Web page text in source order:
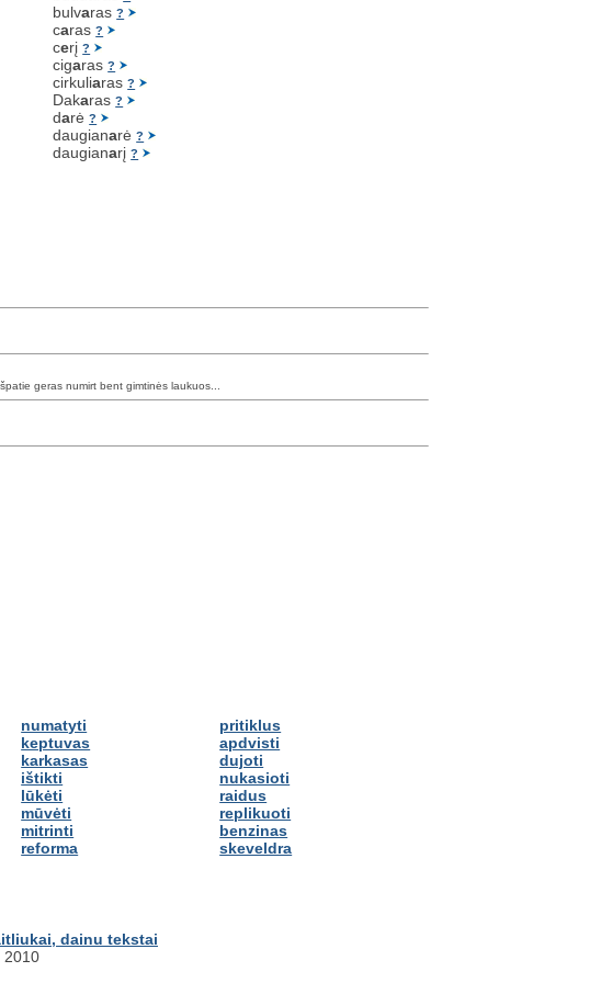
bulvaras?
caras?
cerį?
cigaras?
cirkuliaras?
Dakaras?
darė?
daugianarė?
daugianarį?
geras numirt bent gimtinės laukuos...
numatyti
keptuvas
karkasas
ištikti
lūkėti
mūvėti
mitrinti
reforma
pritiklus
apdvisti
dujoti
nukasioti
raidus
replikuoti
benzinas
skeveldra
, 2010